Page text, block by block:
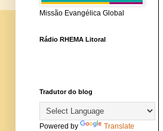
Missão Evangélica Global
Rádio RHEMA Litoral
Tradutor do blog
Powered by Translate